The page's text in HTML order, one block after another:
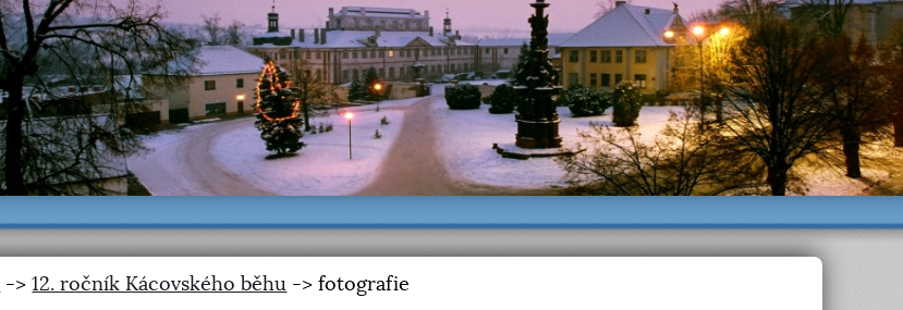
->12. ročník Kácovského běhu -> fotografie